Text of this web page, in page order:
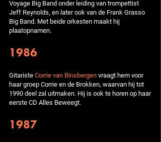
Voyage Big Band onder leiding van trompettist
Jeff Reynolds, en later ook van de Frank Grasso
Big Band. Met beide orkesten maakt hij
plaatopnamen.
1986
GitaristeCorrie van Binsbergenvraagt hem voor
haar groep Corrie en de Brokken, waarvan hij tot
1990 deel zal uitmaken. Hij is ook te horen op haar
eerste CD Alles Beweegt.
1987